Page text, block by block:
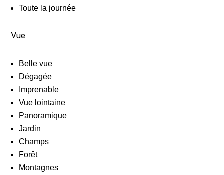
Toute la journée
Vue
Belle vue
Dégagée
Imprenable
Vue lointaine
Panoramique
Jardin
Champs
Forêt
Montagnes